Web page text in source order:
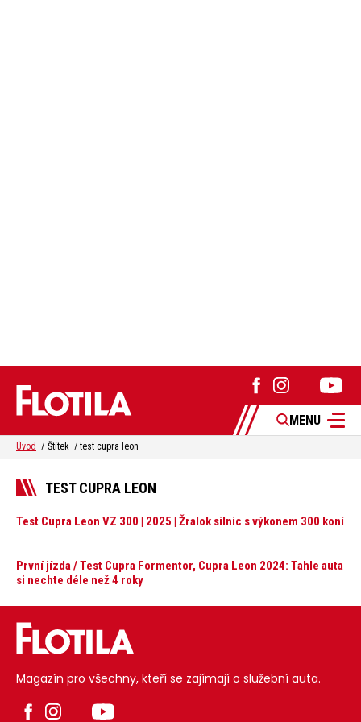
MENU
Úvod Štítek test cupra leon
TEST CUPRA LEON
Test Cupra Leon VZ 300 | 2025 | Žralok silnic s výkonem 300 koní
První jízda / Test Cupra Formentor, Cupra Leon 2024: Tahle auta
si nechte déle než 4 roky
Magazín pro všechny, kteří se zajímají o služební auta.